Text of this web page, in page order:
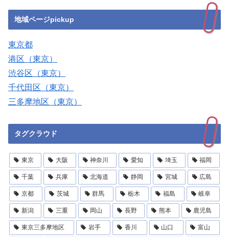
地域ページpickup
東京都
港区（東京）
渋谷区（東京）
千代田区（東京）
三多摩地区（東京）
タグクラウド
東京 大阪 神奈川 愛知 埼玉 福岡
千葉 兵庫 北海道 静岡 宮城 広島
京都 茨城 群馬 栃木 福島 岐阜
新潟 三重 岡山 長野 熊本 鹿児島
東京三多摩地区 岩手 香川 山口 富山